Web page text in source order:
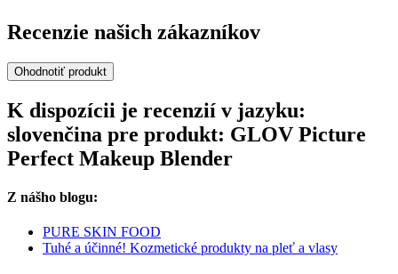
Recenzie našich zákazníkov
Ohodnotiť produkt
K dispozícii je recenzií v jazyku:
slovenčina pre produkt: GLOV Picture
Perfect Makeup Blender
Z nášho blogu:
PURE SKIN FOOD
Tuhé a účinné! Kozmetické produkty na pleť a vlasy